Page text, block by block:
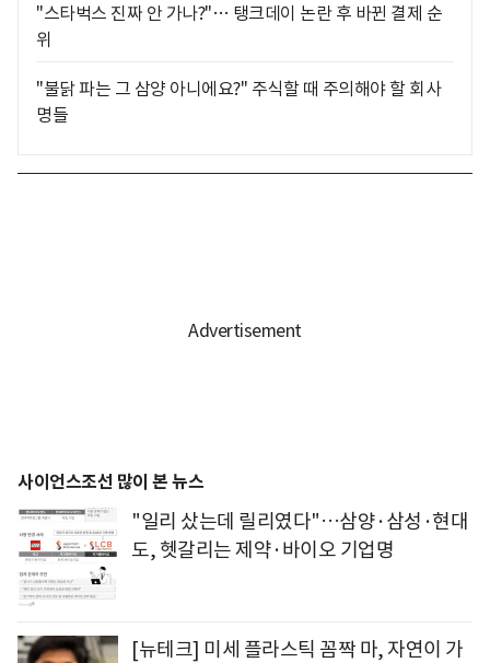
"스타벅스 진짜 안 가나?"… 탱크데이 논란 후 바뀐 결제 순
위
"불닭 파는 그 삼양 아니에요?" 주식할 때 주의해야 할 회사
명들
사이언스조선 많이 본 뉴스
"일리 샀는데 릴리였다"…삼양·삼성·현대
도, 헷갈리는 제약·바이오 기업명
[뉴테크] 미세 플라스틱 꼼짝 마, 자연이 가